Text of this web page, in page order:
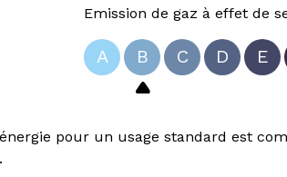
Emission de gaz à effet de
A B C D E
pour un usage standard est